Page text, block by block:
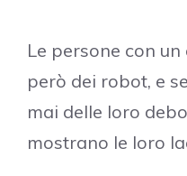
Le persone con
però dei robot, e
mai delle loro
mostrano le loro